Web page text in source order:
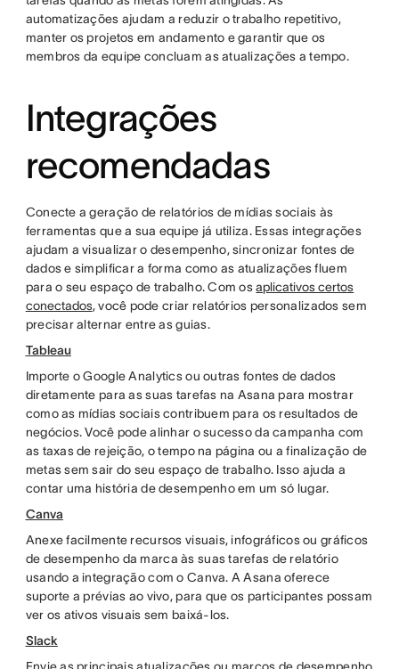
automatizações ajudam a reduzir o trabalho repetitivo,
manter os projetos em andamento e garantir que os
membros da equipe concluam as atualizações a tempo.
Integrações
recomendadas
Conecte a geração de relatórios de mídias sociais às
ferramentas que a sua equipe já utiliza. Essas integrações
ajudam a visualizar o desempenho, sincronizar fontes de
dados e simplificar a forma como as atualizações fluem
para o seu espaço de trabalho. Com osaplicativos certos
conectados, você pode criar relatórios personalizados sem
precisar alternar entre as guias.
Tableau
Importe o Google Analytics ou outras fontes de dados
diretamente para as suas tarefas na Asana para mostrar
como as mídias sociais contribuem para os resultados de
negócios. Você pode alinhar o sucesso da campanha com
as taxas de rejeição, o tempo na página ou a finalização de
metas sem sair do seu espaço de trabalho. Isso ajuda a
contar uma história de desempenho em um só lugar.
Canva
Anexe facilmente recursos visuais, infográficos ou gráficos
de desempenho da marca às suas tarefas de relatório
usando a integração com o Canva. A Asana oferece
suporte a prévias ao vivo, para que os participantes possam
ver os ativos visuais sem baixá-los.
Slack